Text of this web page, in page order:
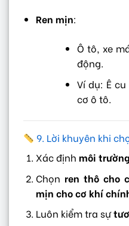
Ren mịn:
Ô tô, xe
động.
Ví dụ: Ê
cơ ô tô.
9. Lời khuyên khi
Xác định môi
Chọn ren thô cho
mịn cho cơ khí
Luôn kiểm tra sự